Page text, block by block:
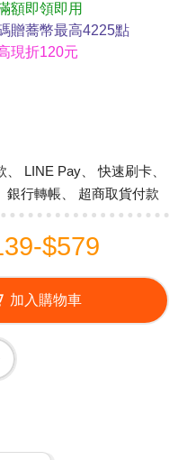
額即領即用
贈蕎幣最高4225點
現折120元
LINE Pay、 快速刷卡、
銀行轉帳、 超商取貨付款
$579
加入購物車